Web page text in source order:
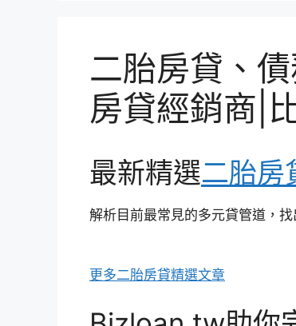
二胎房貸、
房貸經銷商|
最新精選二胎房
解析目前最常見的多元貸管道，
更多二胎房貸精選文章